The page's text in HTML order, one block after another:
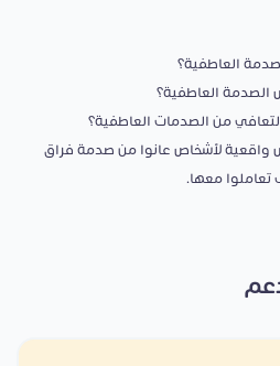
العاطفية؟
العاطفية؟
من الصدمات العاطفية؟
لأشخاص عانوا من صدمة فراق
تعاملوا معها.